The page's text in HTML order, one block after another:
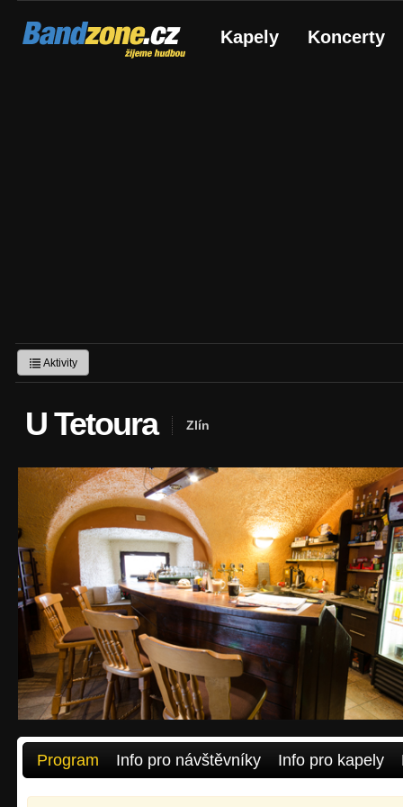
Bandzone.cz
žijeme hudbou Kapely Koncerty
Aktivity
U Tetoura Zlín
Program Info pro návštěvníky Info pro kapely